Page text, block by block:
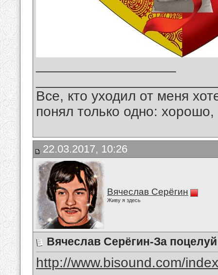
Все, кто уходил от меня
понял только одно:
22.03.2017, 10:26
Вячеслав Серёгин
Живу я здесь
Вячеслав Серёгин-За
http://www.bisound.com/